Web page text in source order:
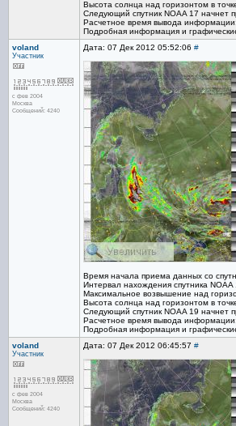
Высота солнца над горизонтом в
Следующий спутник NOAA 17 начнет
Расчетное время вывода
Подробная информация и
voland
Участник
с фев 2004
Москва
Сообщений: 4240
Дата: 07 Дек 2012 05:52:06 #
Время начала приема данных со
Интервал нахождения спутника
Максимальное возвышение над
Высота солнца над горизонтом в
Следующий спутник NOAA 19 начнет
Расчетное время вывода
Подробная информация и
voland
Участник
с фев 2004
Москва
Сообщений: 4240
Дата: 07 Дек 2012 06:45:57 #